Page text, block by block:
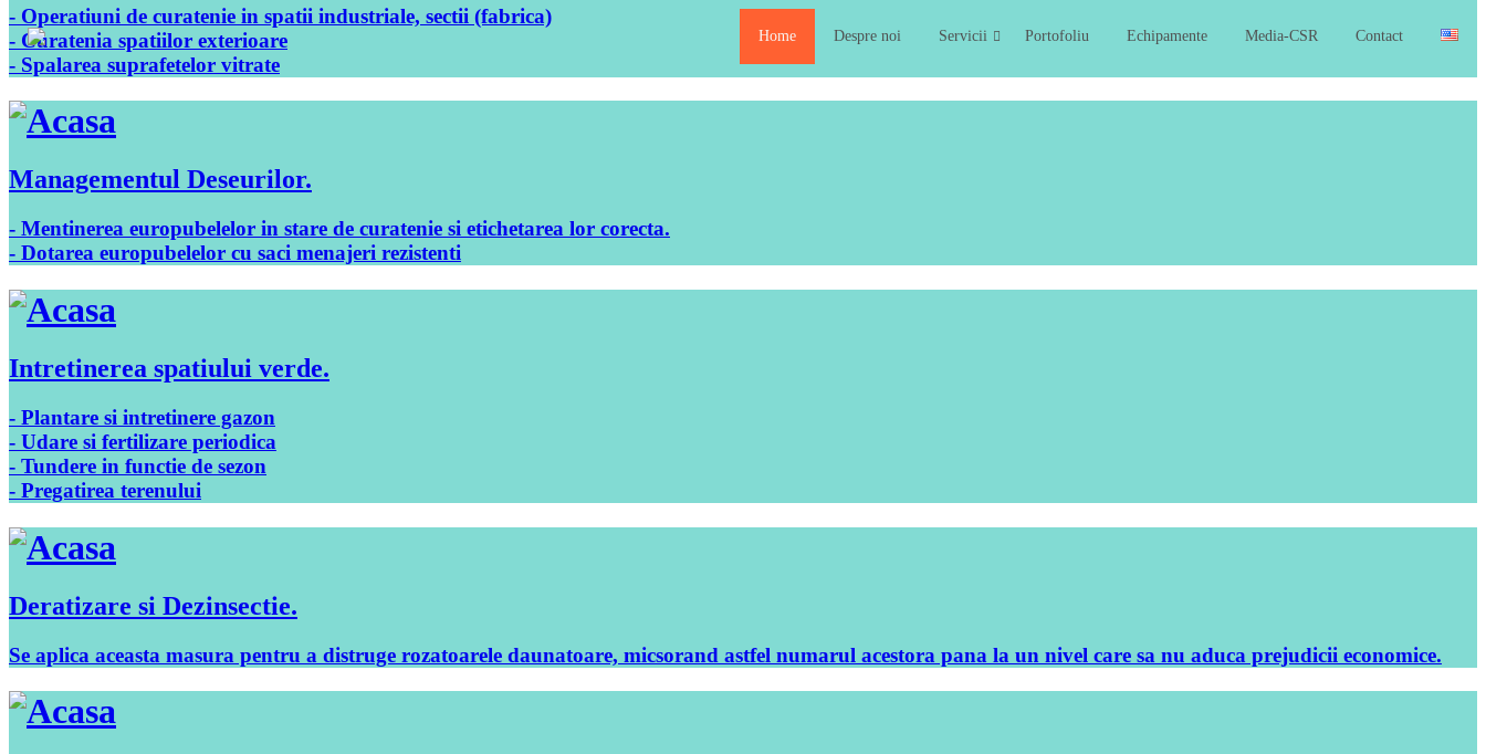
Home Despre noi Servicii Portofoliu Echipamente Media-CSR Contact
- Operatiuni de curatenie in spatii industriale, sectii (fabrica)
- Curatenia spatiilor exterioare
- Spalarea suprafetelor vitrate
Managementul Deseurilor.
- Mentinerea europubelelor in stare de curatenie si etichetarea lor corecta.
- Dotarea europubelelor cu saci menajeri rezistenti
Intretinerea spatiului verde.
- Plantare si intretinere gazon
- Udare si fertilizare periodica
- Tundere in functie de sezon
- Pregatirea terenului
Deratizare si Dezinsectie.
Se aplica aceasta masura pentru a distruge rozatoarele daunatoare, micsorand astfel numarul acestora pana la un nivel care sa nu aduca prejudicii economice.